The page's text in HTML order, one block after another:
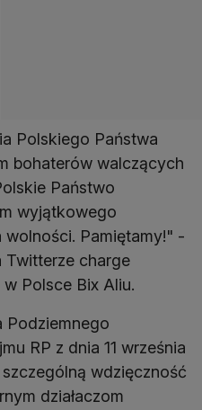
Polskiego Państwa
bohaterów walczących
Państwo
wyjątkowego
Pamiętamy!" -
Twitterze charge
w Polsce Bix Aliu.
Podziemnego
RP z dnia 11 września
wdzięczność
działaczom